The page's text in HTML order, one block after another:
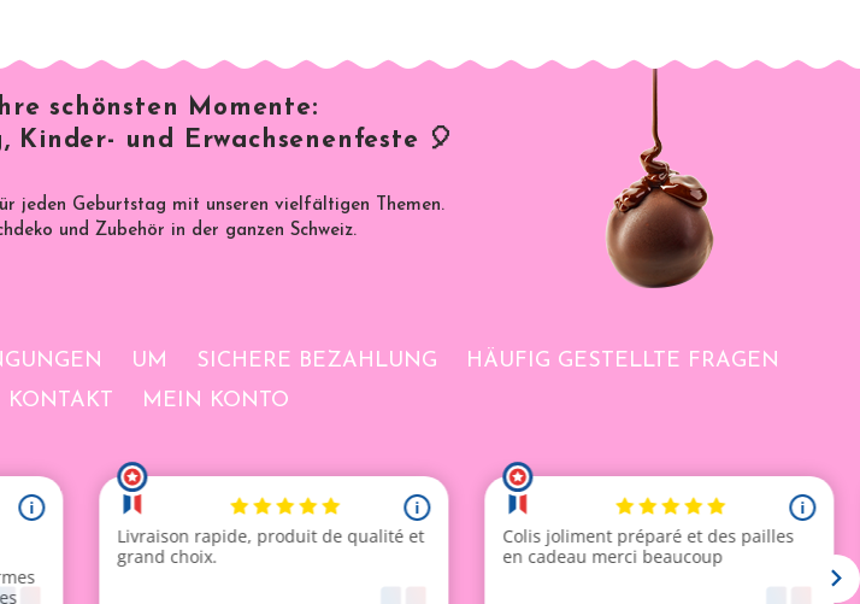
schönsten Momente:
Kinder- und Erwachsenenfeste 🎈
jeden Geburtstag mit unseren vielfältigen Themen.
und Zubehör in der ganzen Schweiz.
UM SICHERE BEZAHLUNG
HÄUFIG GESTELLTE FRAGEN
KONTAKT MEIN KONTO